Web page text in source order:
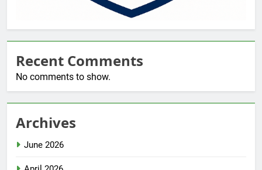
Recent Comments
No comments to show.
Archives
June 2026